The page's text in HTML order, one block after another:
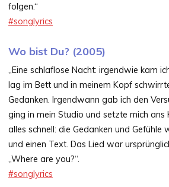
folgen.“
#songlyrics
Wo bist Du? (2005)
„Eine schlaflose Nacht: irgendwie kam
lag im Bett und in meinem Kopf
Gedanken. Irgendwann gab ich den
ging in mein Studio und setzte mich ans
alles schnell: die Gedanken und Gefühle
und einen Text. Das Lied war
„Where are you?“.
#songlyrics